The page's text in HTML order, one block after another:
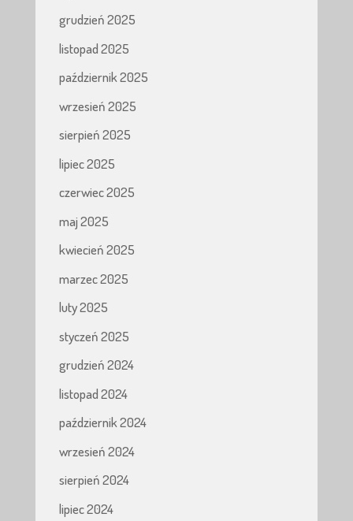
grudzień 2025
listopad 2025
październik 2025
wrzesień 2025
sierpień 2025
lipiec 2025
czerwiec 2025
maj 2025
kwiecień 2025
marzec 2025
luty 2025
styczeń 2025
grudzień 2024
listopad 2024
październik 2024
wrzesień 2024
sierpień 2024
lipiec 2024